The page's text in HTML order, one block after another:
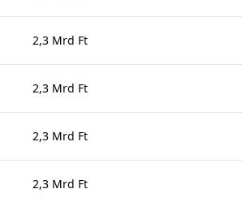
2,3 Mrd Ft
2,3 Mrd Ft
2,3 Mrd Ft
2,3 Mrd Ft